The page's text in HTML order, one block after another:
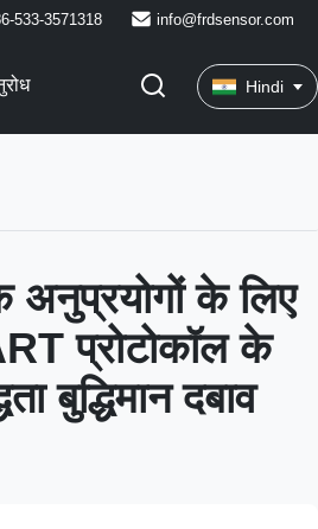
533-3571318 info@frdsensor.com
Hindi
अनुप्रयोगों के लिए
प्रोटोकॉल के
बुद्धिमान दबाव